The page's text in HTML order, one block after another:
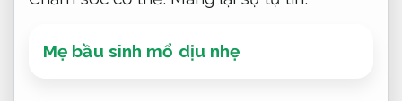
Mẹ bầu sinh mổ dịu nhẹ